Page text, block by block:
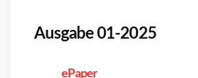
Ausgabe 01-2025
ePaper